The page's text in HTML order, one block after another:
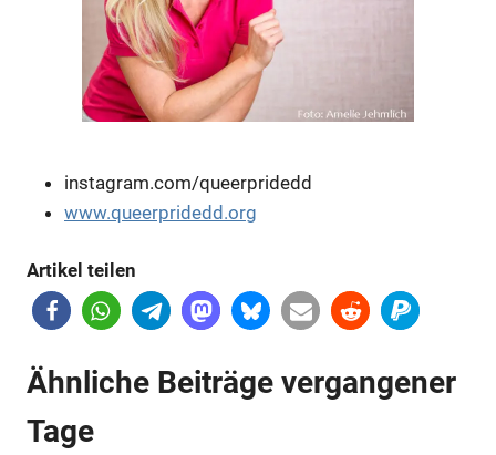
Anzeige
instagram.com/queerpridedd
www.queerpridedd.org
Artikel teilen
Ähnliche Beiträge vergangener
Tage